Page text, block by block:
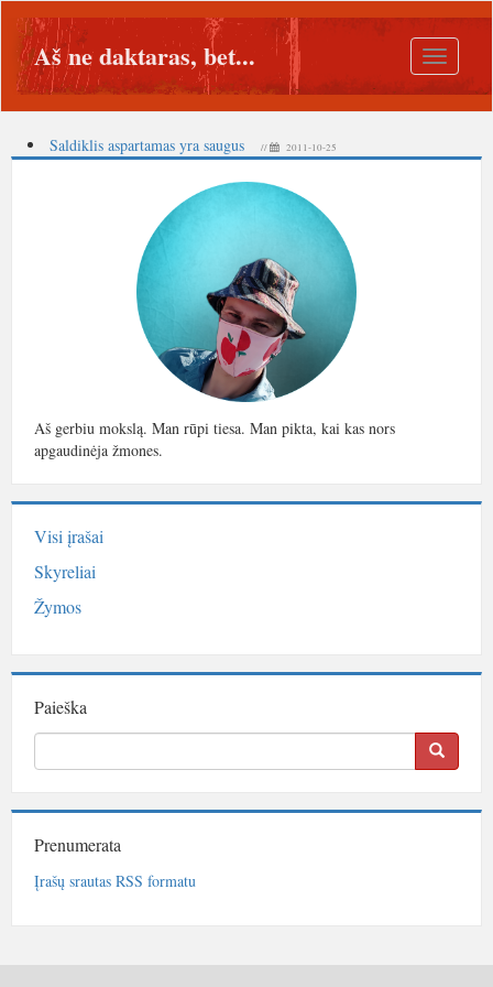
Toggle
Aš ne daktaras, bet...
Saldiklis aspartamas yra saugus // 2011-10-25
Aš gerbiu mokslą. Man rūpi tiesa. Man pikta, kai kas nors
apgaudinėja žmones.
Visi įrašai
Skyreliai
Žymos
Paieška
Prenumerata
Įrašų srautas RSS formatu